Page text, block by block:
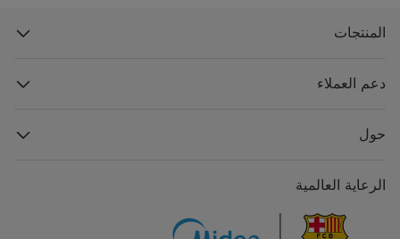
سريع 15 دقيقة / إكسبريس 15 دقيقة
المنتجات
دعم العملاء
حول
الرعاية العالمية